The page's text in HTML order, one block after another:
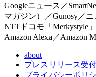
Googleニュース／
マガジン）／Gunosy／
NTTドコモ「Merkystyle」
Amazon Alexa／Amazon
about
プレスリリース受
プライバシーポリ